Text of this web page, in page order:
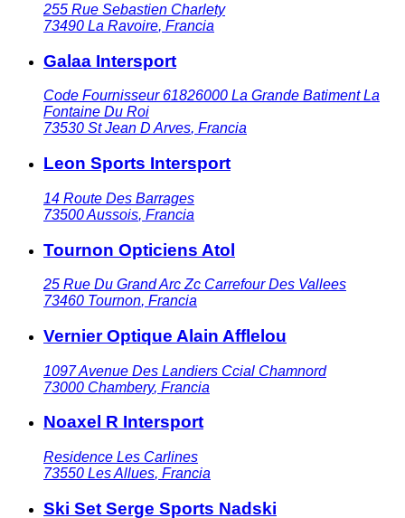
255 Rue Sebastien Charlety
73490 La Ravoire, Francia
Galaa Intersport
Code Fournisseur 61826000 La Grande Batiment La
Fontaine Du Roi
73530 St Jean D Arves, Francia
Leon Sports Intersport
14 Route Des Barrages
73500Aussois, Francia
Tournon Opticiens Atol
25 Rue Du Grand Arc Zc Carrefour Des Vallees
73460 Tournon, Francia
Vernier Optique Alain Afflelou
1097 Avenue Des Landiers Ccial Chamnord
73000 Chambery, Francia
Noaxel R Intersport
Residence Les Carlines
73550 Les Allues, Francia
Ski Set Serge Sports Nadski